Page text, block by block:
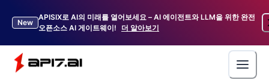
New
APISIX로 AI의 미래를 열어보세요 – AI 에이전트와 LLM을 위한 완전
오픈소스 AI 게이트웨이!
더 알아보기